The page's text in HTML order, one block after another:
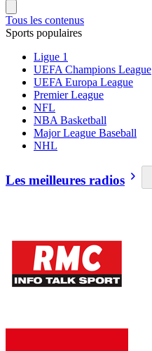
Tous les contenus
Sports populaires
Ligue 1
UEFA Champions League
UEFA Europa League
Premier League
NFL
NBA Basketball
Major League Baseball
NHL
Les meilleures radios